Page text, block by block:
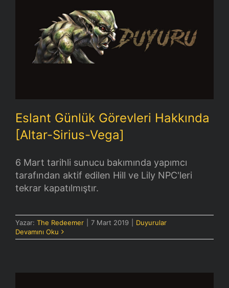
Eslant Günlük Görevleri Hakkında
[Altar-Sirius-Vega]
Eslant Günlük Görevleri Hakkında
[Altar-Sirius-Vega]
6 Mart tarihli sunucu bakımında yapımcı
tarafından aktif edilen Hill ve Lily NPC'leri
tekrar kapatılmıştır.
Yazar: The Redeemer 7 Mart 2019
Duyurular
Devamını Oku